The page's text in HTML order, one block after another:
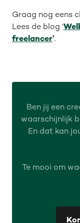
Graag nog eens
Lees de blog ‘
freelancer’.
Ben jij een
waarschijnlijk
En dat kan
Te mooi om